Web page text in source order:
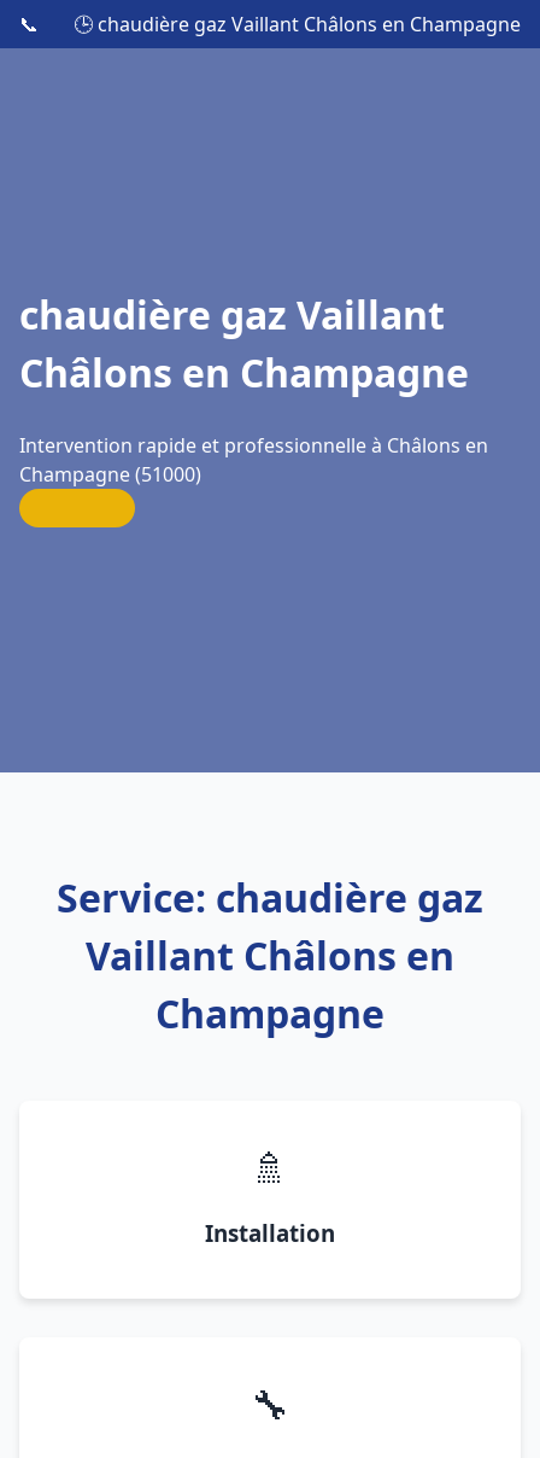
📞 🕒 chaudière gaz Vaillant Châlons en Champagne
chaudière gaz Vaillant
Châlons en Champagne
Intervention rapide et professionnelle à Châlons en
Champagne (51000)
Service: chaudière gaz
Vaillant Châlons en
Champagne
🚿
Installation
🔧